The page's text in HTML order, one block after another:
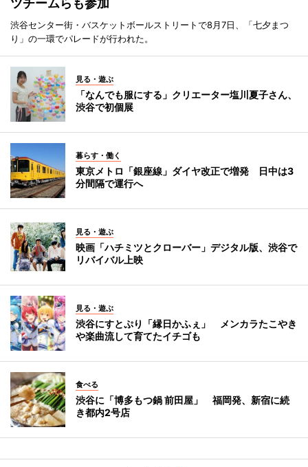
ツチームらも参加
渋谷センター街・バスケットボールストリートで8月7日、「七夕まつ
り」の一環でパレードが行われた。
見る・遊ぶ
「なんでも服にする」クリエーター塩川夏子さん、
渋谷で初個展
暮らす・働く
東京メトロ「銀座線」ダイヤ改正で増発 日中は3
分間隔で運行へ
見る・遊ぶ
映画「ハチミツとクローバー」デジタル版、渋谷で
リバイバル上映
見る・遊ぶ
渋谷にすとぷり「縁日かふぇ」 メンカラたこやき
や楽曲流して育てたイチゴも
食べる
渋谷に「博多もつ鍋 前田屋」 福岡発、新宿に続
き都内2号店